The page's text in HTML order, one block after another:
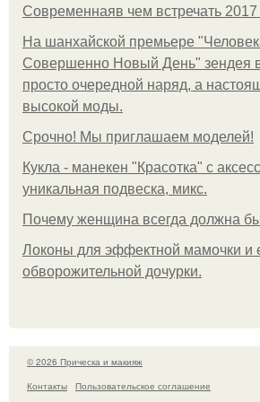
Современнаяв чем встречать 2017
На шанхайской премьере
Совершенно Новый День" зендея
просто очередной наряд, а
высокой моды.
Срочно! Мы приглашаем моделей!
Кукла - манекен "Красотка" с
уникальная подвеска, микс.
Почему женщина всегда должна
Локоны для эффектной мамочки и
обворожительной дочурки.
© 2026 Прическа и макияж
Контакты
Пользовательское соглашение